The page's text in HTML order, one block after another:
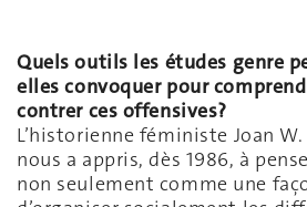
Quels outils les études genre
elles convoquer pour
contrer ces offensives?
L’historienne féministe Joan
nous a appris, dès 1986, à
non seulement comme une